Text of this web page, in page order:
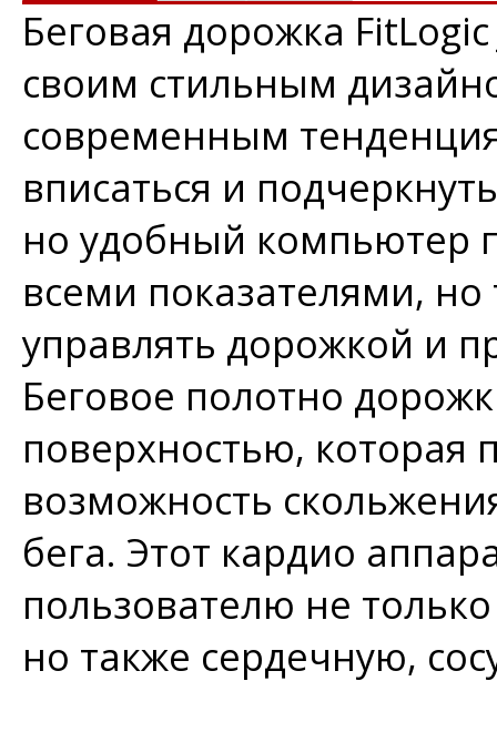
Беговая дорожка
своим стильным
современным
вписаться и
но удобный компьютер
всеми показателями,
управлять дорожкой и
Беговое полотно
поверхностью, которая
возможность
бега. Этот кардио
пользователю не
но также сердечную,